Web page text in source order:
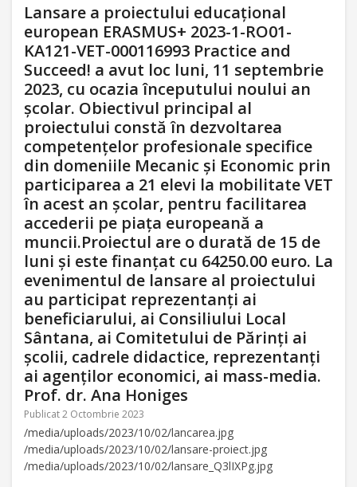
Lansare a proiectului educațional
european ERASMUS+ 2023-1-RO01-
KA121-VET-000116993 Practice and
Succeed! a avut loc luni, 11 septembrie
2023, cu ocazia începutului noului an
școlar. Obiectivul principal al
proiectului constă în dezvoltarea
competențelor profesionale specifice
din domeniile Mecanic și Economic prin
participarea a 21 elevi la mobilitate VET
în acest an școlar, pentru facilitarea
accederii pe piața europeană a
muncii.Proiectul are o durată de 15 de
luni și este finanțat cu 64250.00 euro. La
evenimentul de lansare al proiectului
au participat reprezentanţi ai
beneficiarului, ai Consiliului Local
Sântana, ai Comitetului de Părinți ai
școlii, cadrele didactice, reprezentanţi
ai agenților economici, ai mass-media.
Prof. dr. Ana Honiges
Publicat 2 Octombrie 2023
/media/uploads/2023/10/02/lancarea.jpg
/media/uploads/2023/10/02/lansare-proiect.jpg
/media/uploads/2023/10/02/lansare_Q3lIXPg.jpg